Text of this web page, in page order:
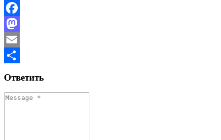
Facebook
Mastodon
Email
Ответить